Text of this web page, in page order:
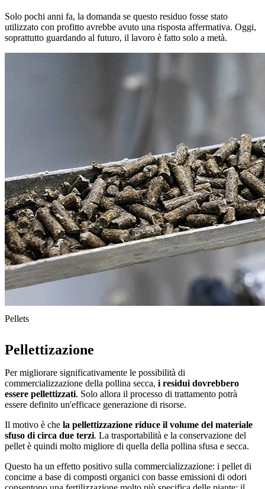
Solo pochi anni fa, la domanda se questo residuo fosse stato
utilizzato con profitto avrebbe avuto una risposta affermativa. Oggi,
soprattutto guardando al futuro, il lavoro è fatto solo a metà.
Pellets
Pellettizazione
Per migliorare significativamente le possibilità di
commercializzazione della pollina secca, i residui dovrebbero
essere pellettizzati. Solo allora il processo di trattamento potrà
essere definito un'efficace generazione di risorse.
Il motivo è che la pellettizzazione riduce il volume del materiale
sfuso di circa due terzi. La trasportabilità e la conservazione del
pellet è quindi molto migliore di quella della pollina sfusa e secca.
Questo ha un effetto positivo sulla commercializzazione: i pellet di
concime a base di composti organici con basse emissioni di odori